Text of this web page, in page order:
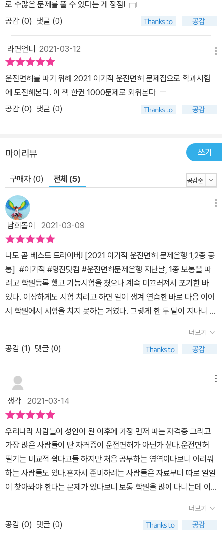
로 수많은 문제를 풀 수 있다는 게 장점!
공감 (0) 댓글 (0)
라면언니 2021-03-12
운전면허를 따기 위해 2021 이기적 운전면허 문제집으로 학과시험
에 도전해본다. 이 책 한권 1000문제로 외워본다
공감 (0) 댓글 (0)
마이리뷰 쓰기
구매자 (0) 전체 (5)
남희돌이 2021-03-09
나도 곧 베스트 드라이버! [2021 이기적 운전면허 문제은행 1,2종 공
통] #이기적 #영진닷컴 #운전면허문제은행 지난날, 1종 보통을 따
려고 학원등록 했고 기능시험을 쳤으나 계속 미끄러져서 포기한 바
있다. 이상하게도 시험 치려고 하면 일이 생겨 연습한 바로 다음 이어
서 학원에서 시험을 치지 못하는 거였다. 그렇게 한 두 달이 지나니 운
니 모든 게 낯설고 비도 오고 해서 경사면에서부터 주루룩 미끄러졌
었다. 아. 떠올리기 싫은 기억이여~이번에는 1종 보통 아닌 2종 보통
면허를 따기로 했다. 적어도 처음부터 미끄러져 떨어지는 일은 없도
록!!운전면허의 첫 관문이 바로 운전면허 필기시험, 즉 학과시험이
행 1,2종 공통] 이 책에서 100% 출제 된다고 한다. 2021년 개정 문
제도 100% 반영되어 있다고 해서 안심이었다. 토씨 하나까지 똑같
이 출제된다고 하니 열공 하겠다!는 마음이 불끈 일어난다. B4 사이
즈의 콤팩트한 사이즈라 휴대하기 편하고 정답만 색칠되어 있어 한눈
에 쏙쏙 들어온다.첫 장을 펼쳐보면~~ 책 날개로 도로안내표지의
종류, 교통안전표지 일람표 가 그림으로 안내되어 있다. 이거 무척 마
음에 드는 부분이다. 총 7PART로 구성된 이 책은 PART1에서 면
허 준비를 하도록 도와주고 PART2에서 도로교통법 사용 용어 익히
기를 도와준다.면허취득절차가 어떻게 되는고 하니, 응시구비서류를
더보기
공감 (1) 댓글 (0)
생각 2021-03-14
우리나라 사람들이 성인이 된 이후에 가장 먼저 따는 자격증 그리고
가장 많은 사람들이 딴 자격증이 운전면허가 아닌가 싶다.운전면허
필기는 비교적 쉽다고들 하지만 처음 공부하는 영역이다보니 어려워
하는 사람들도 있다.혼자서 준비하려는 사람들은 자료부터 따로 일일
이 찾아봐야 한다는 문제가 있다보니 보통 학원을 많이 다니는데 이
공단에서 나온 수많은 출제문제가 책에 실려있고 게다가 한 문제 한
문제 모두 해설까지 해놓았다.해설지와 학원 강사가 책 한권 안에 있
는 느낌을 준다.일단 필기를 혼자서 준비하는 사람들에게 이 책이 큰
더보기
공감 (0) 댓글 (0)